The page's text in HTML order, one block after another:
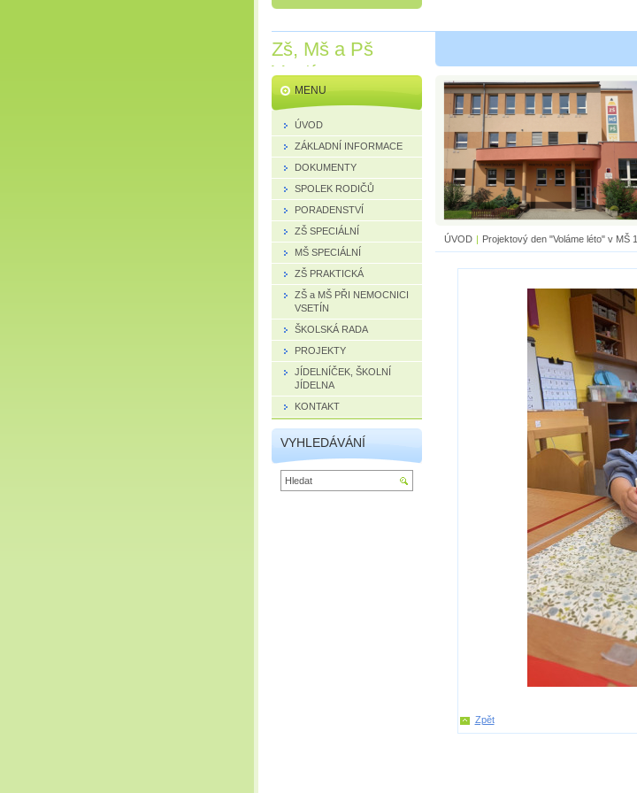
Zš, Mš a Pš
Vsetín
ÚVOD | Projektový den "Voláme léto" v MŠ 1
Zpět
MENU
ÚVOD
ZÁKLADNÍ INFORMACE
DOKUMENTY
SPOLEK RODIČŮ
PORADENSTVÍ
ZŠ SPECIÁLNÍ
MŠ SPECIÁLNÍ
ZŠ PRAKTICKÁ
ZŠ a MŠ PŘI NEMOCNICI
VSETÍN
ŠKOLSKÁ RADA
PROJEKTY
JÍDELNÍČEK, ŠKOLNÍ
JÍDELNA
KONTAKT
VYHLEDÁVÁNÍ